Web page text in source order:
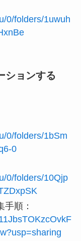
0/folders/1uwuh
ションする
0/folders/1bSm
0
0/folders/10Qjp
順：